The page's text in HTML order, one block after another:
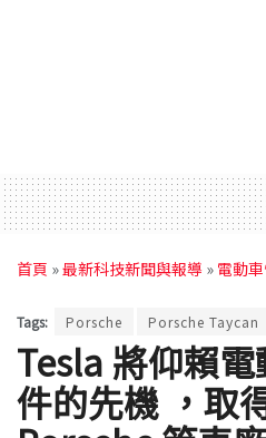
首頁 »最新科技新聞與報導 » 電動
Tags: Porsche Porsche Taycan
Tesla 將仰賴
件的先機 ，取